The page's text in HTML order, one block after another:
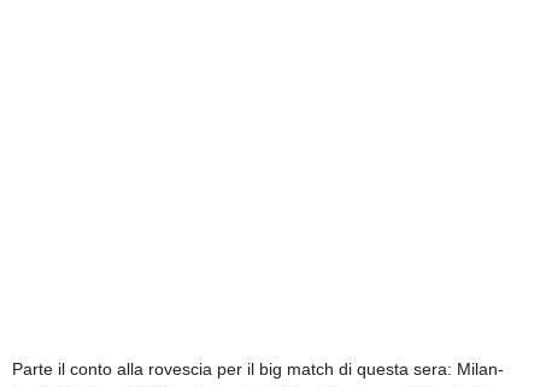
Parte il conto alla rovescia per il big match di questa sera: Milan-